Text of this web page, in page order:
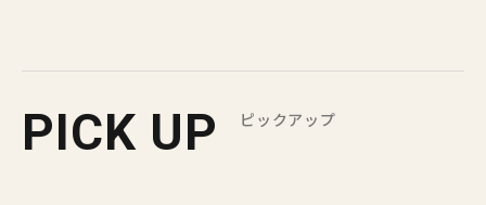
PICK UP ピックアップ